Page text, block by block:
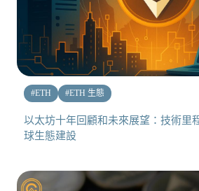
#ETH #ETH 生態
以太坊十年回顧和未來展望：技術里
球生態建設